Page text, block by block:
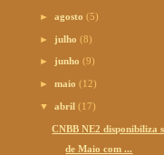
►agosto(5)
► julho(8)
► junho(9)
►maio(12)
▼abril(17)
CNBB NE2 disponibiliza
de Maio com ...